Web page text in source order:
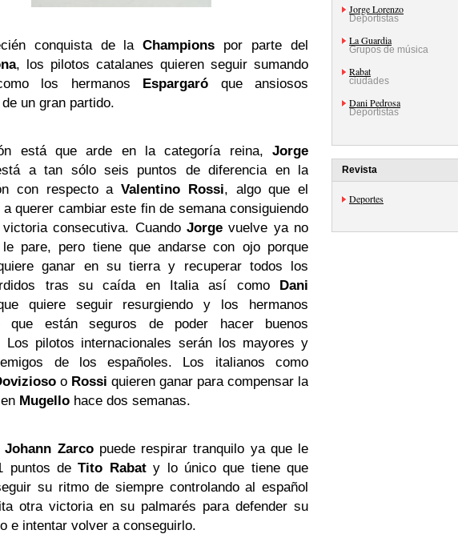
conquista de laChampions por parte del
, los pilotos catalanes quieren seguir sumando
los hermanos Espargaró que ansiosos
un gran partido.
está que arde en la categoría reina, Jorge
a tan sólo seis puntos de diferencia en la
con respecto a Valentino Rossi, algo que el
querer cambiar este fin de semana consiguiendo
consecutiva. Cuando Jorgevuelve ya no
pare, pero tiene que andarse con ojo porque
ganar en su tierra y recuperar todos los
tras su caída en Italia así como Dani
quiere seguir resurgiendo y los hermanos
que están seguros de poder hacer buenos
Los pilotos internacionales serán los mayores y
de los españoles. Los italianos como
o Rossi quieren ganar para compensar la
Mugello hace dos semanas.
Johann Zarcopuede respirar tranquilo ya que le
puntos deTito Rabaty lo único que tiene que
su ritmo de siempre controlando al español
otra victoria en su palmarés para defender su
e intentar volver a conseguirlo.
Jorge Lorenzo
Deportistas
La Guardia
Grupos de música
Rabat
ciudades
Dani Pedrosa
Deportistas
Revista
Deportes